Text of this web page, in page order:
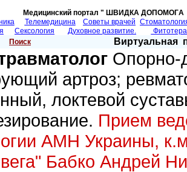
Медицинский портал " ШВИДКА
Телемедицина Советы врачей
Сексология Духовное развитие.
Поиск Виртуальная
Опорно-
артроз;
локтевой
Прием
АМН Украины,
Бабко Андрей